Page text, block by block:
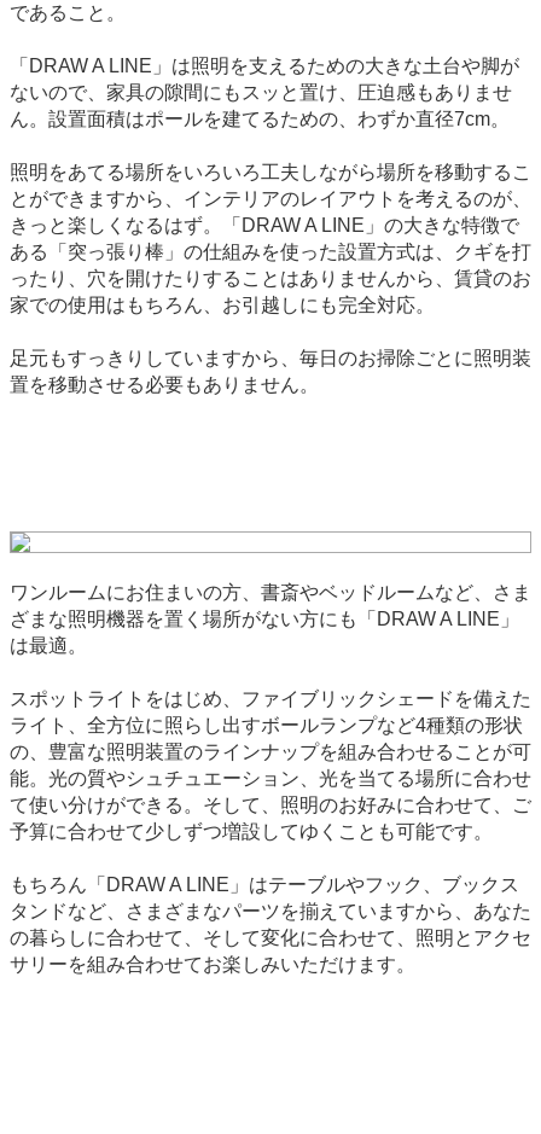
であること。
「DRAW A LINE」は照明を支えるための大きな土台や脚が
ないので、家具の隙間にもスッと置け、圧迫感もありませ
ん。設置面積はポールを建てるための、わずか直径7cm。
照明をあてる場所をいろいろ工夫しながら場所を移動するこ
とができますから、インテリアのレイアウトを考えるのが、
きっと楽しくなるはず。「DRAW A LINE」の大きな特徴で
ある「突っ張り棒」の仕組みを使った設置方式は、クギを打
ったり、穴を開けたりすることはありませんから、賃貸のお
家での使用はもちろん、お引越しにも完全対応。
足元もすっきりしていますから、毎日のお掃除ごとに照明装
置を移動させる必要もありません。
ワンルームにお住まいの方、書斎やベッドルームなど、さま
ざまな照明機器を置く場所がない方にも「DRAW A LINE」
は最適。
スポットライトをはじめ、ファイブリックシェードを備えた
ライト、全方位に照らし出すボールランプなど4種類の形状
の、豊富な照明装置のラインナップを組み合わせることが可
能。光の質やシュチュエーション、光を当てる場所に合わせ
て使い分けができる。そして、照明のお好みに合わせて、ご
予算に合わせて少しずつ増設してゆくことも可能です。
もちろん「DRAW A LINE」はテーブルやフック、ブックス
タンドなど、さまざまなパーツを揃えていますから、あなた
の暮らしに合わせて、そして変化に合わせて、照明とアクセ
サリーを組み合わせてお楽しみいただけます。